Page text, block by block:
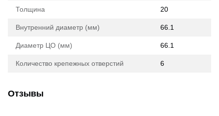
Толщина 20
Внутренний диаметр (мм) 66.1
Диаметр ЦО (мм) 66.1
Количество крепежных отверстий 6
Отзывы